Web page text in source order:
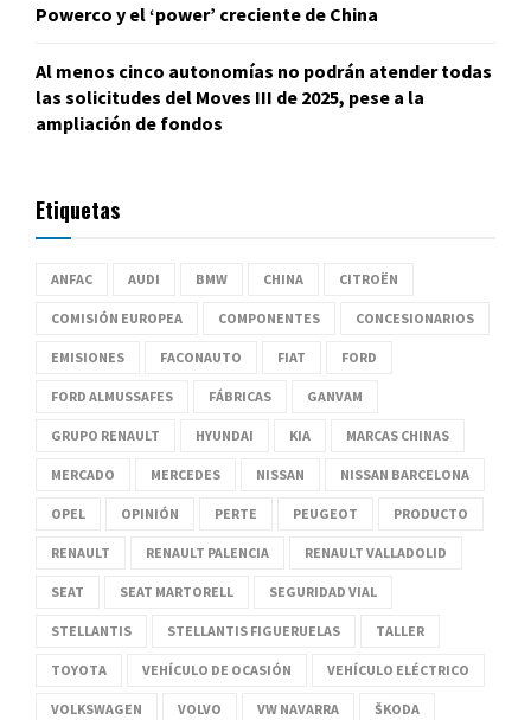
Powerco y el ‘power’ creciente de China
Al menos cinco autonomías no podrán atender todas
las solicitudes del Moves III de 2025, pese a la
ampliación de fondos
Etiquetas
ANFAC AUDI BMW CHINA CITROËN
COMISIÓN EUROPEA COMPONENTES CONCESIONARIOS
EMISIONES FACONAUTO FIAT FORD
FORD ALMUSSAFES FÁBRICAS GANVAM
GRUPO RENAULT HYUNDAI KIA MARCAS CHINAS
MERCADO MERCEDES NISSAN NISSAN BARCELONA
OPEL OPINIÓN PERTE PEUGEOT PRODUCTO
RENAULT RENAULT PALENCIA RENAULT VALLADOLID
SEAT SEAT MARTORELL SEGURIDAD VIAL
STELLANTIS STELLANTIS FIGUERUELAS TALLER
TOYOTA VEHÍCULO DE OCASIÓN VEHÍCULO ELÉCTRICO
VOLKSWAGEN VOLVO VW NAVARRA ŠKODA